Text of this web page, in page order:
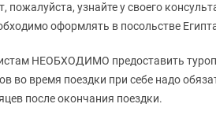
пожалуйста, узнайте у своего
оформлять в посольстве
НЕОБХОДИМО предоставить
во время поездки при себе надо
после окончания поездки.